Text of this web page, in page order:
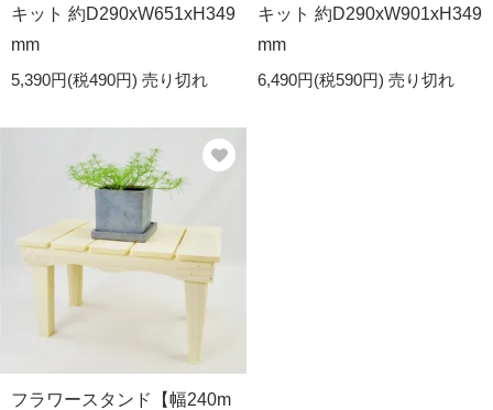
キット 約D290xW651xH349
mm
5,390円(税490円) 売り切れ
キット 約D290xW901xH349
mm
6,490円(税590円) 売り切れ
フラワースタンド【幅240m